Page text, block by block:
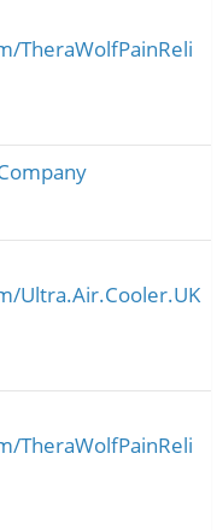
TheraWolfPainReli
Ultra.Air.Cooler.UK
TheraWolfPainReli